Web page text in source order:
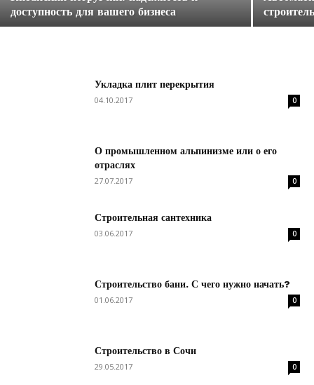
доступность для вашего бизнеса
Укладка плит перекрытия
04.10.2017 0
О промышленном альпинизме или о его
отраслях
27.07.2017 0
Строительная сантехника
03.06.2017 0
Строительство бани. С чего нужно начать?
01.06.2017 0
Строительство в Сочи
29.05.2017 0